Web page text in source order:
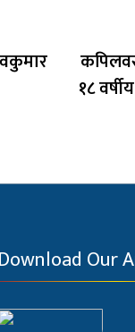
१८
Download Our